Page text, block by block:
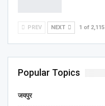
PREV NEXT 1 of 2,115
Popular Topics
जयपुर